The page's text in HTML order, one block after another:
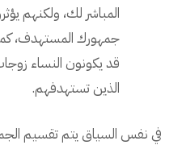
المباشر لك، ولكنهم
جمهورك المستهدف، كما
قد يكونون النساء
الذين تستهدفهم.
في نفس السياق يتم تقسيم